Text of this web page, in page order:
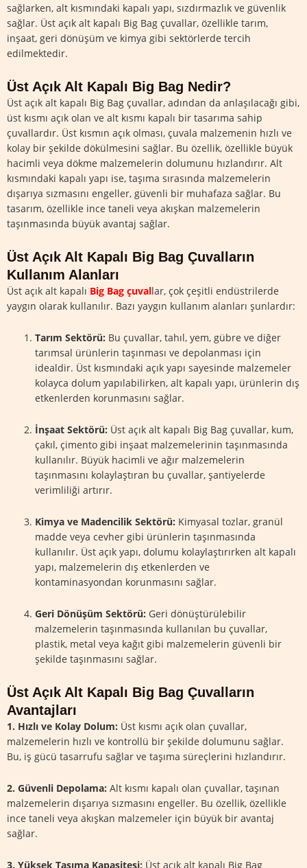
sağlarken, alt kısmındaki kapalı yapı, sızdırmazlık ve güvenlik
sağlar. Üst açık alt kapalı Big Bag çuvallar, özellikle tarım,
inşaat, geri dönüşüm ve kimya gibi sektörlerde tercih
edilmektedir.
Üst Açık Alt Kapalı Big Bag Nedir?
Üst açık alt kapalı Big Bag çuvallar, adından da anlaşılacağı gibi,
üst kısmı açık olan ve alt kısmı kapalı bir tasarıma sahip
çuvallardır. Üst kısmın açık olması, çuvala malzemenin hızlı ve
kolay bir şekilde dökülmesini sağlar. Bu özellik, özellikle büyük
hacimli veya dökme malzemelerin dolumunu hızlandırır. Alt
kısmındaki kapalı yapı ise, taşıma sırasında malzemelerin
dışarıya sızmasını engeller, güvenli bir muhafaza sağlar. Bu
tasarım, özellikle ince taneli veya akışkan malzemelerin
taşınmasında büyük avantaj sağlar.
Üst Açık Alt Kapalı Big Bag Çuvalların
Kullanım Alanları
Üst açık alt kapalı Big Bag çuvallar, çok çeşitli endüstrilerde
yaygın olarak kullanılır. Bazı yaygın kullanım alanları şunlardır:
Tarım Sektörü: Bu çuvallar, tahıl, yem, gübre ve diğer
tarımsal ürünlerin taşınması ve depolanması için
idealdir. Üst kısmındaki açık yapı sayesinde malzemeler
kolayca dolum yapılabilirken, alt kapalı yapı, ürünlerin dış
etkenlerden korunmasını sağlar.
İnşaat Sektörü: Üst açık alt kapalı Big Bag çuvallar, kum,
çakıl, çimento gibi inşaat malzemelerinin taşınmasında
kullanılır. Büyük hacimli ve ağır malzemelerin
taşınmasını kolaylaştıran bu çuvallar, şantiyelerde
verimliliği artırır.
Kimya ve Madencilik Sektörü: Kimyasal tozlar, granül
madde veya cevher gibi ürünlerin taşınmasında
kullanılır. Üst açık yapı, dolumu kolaylaştırırken alt kapalı
yapı, malzemelerin dış etkenlerden ve
kontaminasyondan korunmasını sağlar.
Geri Dönüşüm Sektörü: Geri dönüştürülebilir
malzemelerin taşınmasında kullanılan bu çuvallar,
plastik, metal veya kağıt gibi malzemelerin güvenli bir
şekilde taşınmasını sağlar.
Üst Açık Alt Kapalı Big Bag Çuvalların
Avantajları
1. Hızlı ve Kolay Dolum: Üst kısmı açık olan çuvallar,
malzemelerin hızlı ve kontrollü bir şekilde dolumunu sağlar.
Bu, iş gücü tasarrufu sağlar ve taşıma süreçlerini hızlandırır.
2. Güvenli Depolama: Alt kısmı kapalı olan çuvallar, taşınan
malzemelerin dışarıya sızmasını engeller. Bu özellik, özellikle
ince taneli veya akışkan malzemeler için büyük bir avantaj
sağlar.
3. Yüksek Taşıma Kapasitesi: Üst açık alt kapalı Big Bag